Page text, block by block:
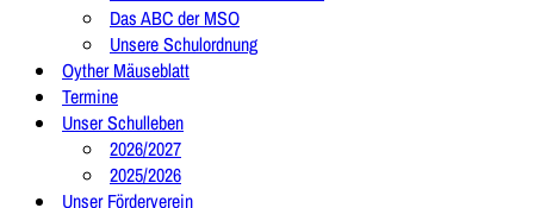
Das ABC der MSO
Unsere Schulordnung
Oyther Mäuseblatt
Termine
Unser Schulleben
2026/2027
2025/2026
Unser Förderverein